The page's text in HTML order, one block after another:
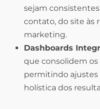
sejam
contato, do site às
marketing.
Dashboards
que consolidem os
permitindo ajustes
holística dos